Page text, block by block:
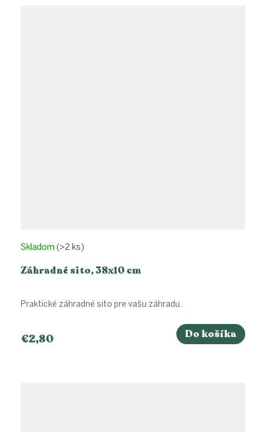
Záhradné sito, 38x10 cm
Skladom (>2 ks)
€2,80 Do košíka
Praktické záhradné sito pre vašu záhradu.